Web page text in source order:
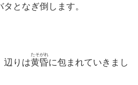
となぎ倒します。
辺りは黄昏
たそがれ
に包まれていきまし